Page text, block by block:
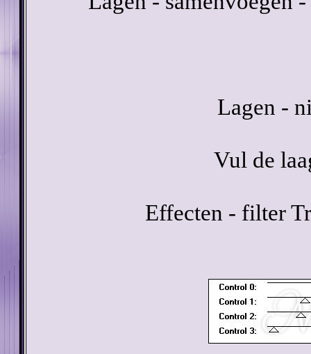
Lagen -
Vul de
Effecten - filter